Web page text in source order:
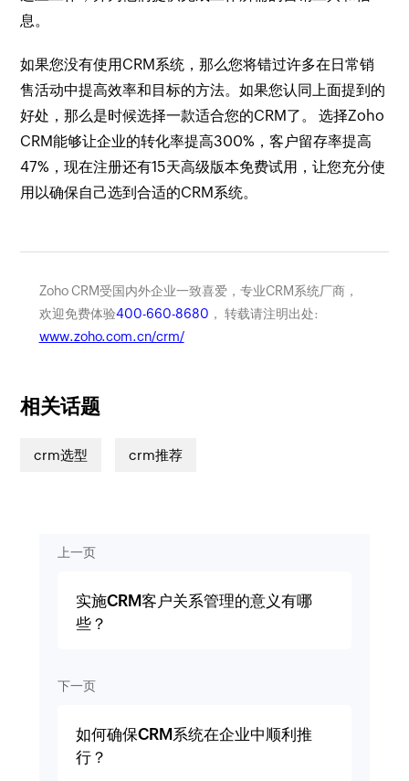
息。
如果您没有使用CRM系统，那么您将错过许多在日常销
售活动中提高效率和目标的方法。如果您认同上面提到的
好处，那么是时候选择一款适合您的CRM了。 选择Zoho
CRM能够让企业的转化率提高300%，客户留存率提高
47%，现在注册还有15天高级版本免费试用，让您充分使
用以确保自己选到合适的CRM系统。
Zoho CRM受国内外企业一致喜爱，专业CRM系统厂商，
欢迎免费体验400-660-8680 ， 转载请注明出处:
www.zoho.com.cn/crm/
相关话题
crm选型 crm推荐
上一页
实施CRM客户关系管理的意义有哪
些？
下一页
如何确保CRM系统在企业中顺利推
行？